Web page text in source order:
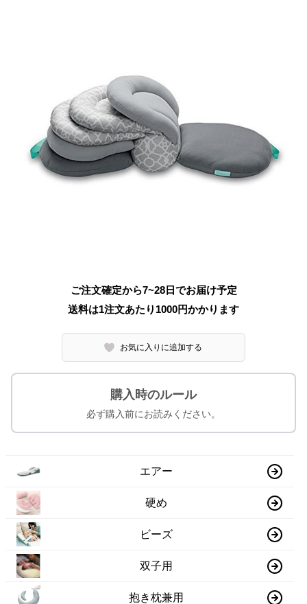
ご注文確定から7~28日でお届け予定
送料は1注文あたり 1000円かかります
お気に入りに追加する
購入時のルール
必ず購入前にお読みください。
エアー
硬め
ビーズ
双子用
抱き枕兼用